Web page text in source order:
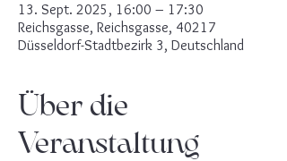
13. Sept. 2025, 16:00 – 17:30
Reichsgasse, Reichsgasse, 40217
Düsseldorf-Stadtbezirk 3, Deutschland
Über die
Veranstaltung